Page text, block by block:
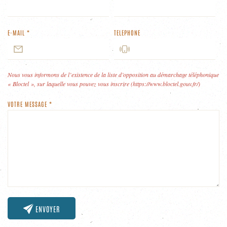
E-MAIL * TELEPHONE
Nous vous informons de l’existence de la liste d’opposition au démarchage téléphonique
« Bloctel », sur laquelle vous pouvez vous inscrire (https://www.bloctel.gouv.fr/)
VOTRE MESSAGE *
ENVOYER